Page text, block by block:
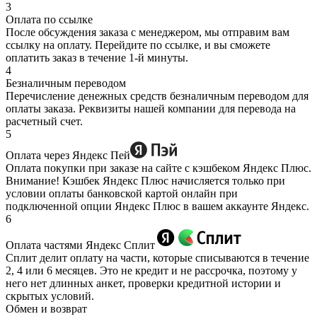
3
Оплата по ссылке
После обсуждения заказа с менеджером, мы отправим вам
ссылку на оплату. Перейдите по ссылке, и вы сможете
оплатить заказ в течение 1-й минуты.
4
Безналичным переводом
Перечисление денежных средств безналичным переводом для
оплаты заказа. Реквизиты нашей компании для перевода на
расчетный счет.
5
Оплата через Яндекс Пей
Оплата покупки при заказе на сайте с кэшбеком Яндекс Плюс.
Внимание! Кэшбек Яндекс Плюс начисляется только при
условии оплаты банковской картой онлайн при
подключенной опции Яндекс Плюс в вашем аккаунте Яндекс.
6
Оплата частями Яндекс Сплит
Сплит делит оплату на части, которые списываются в течение
2, 4 или 6 месяцев. Это не кредит и не рассрочка, поэтому у
него нет длинных анкет, проверки кредитной истории и
скрытых условий.
Обмен и возврат